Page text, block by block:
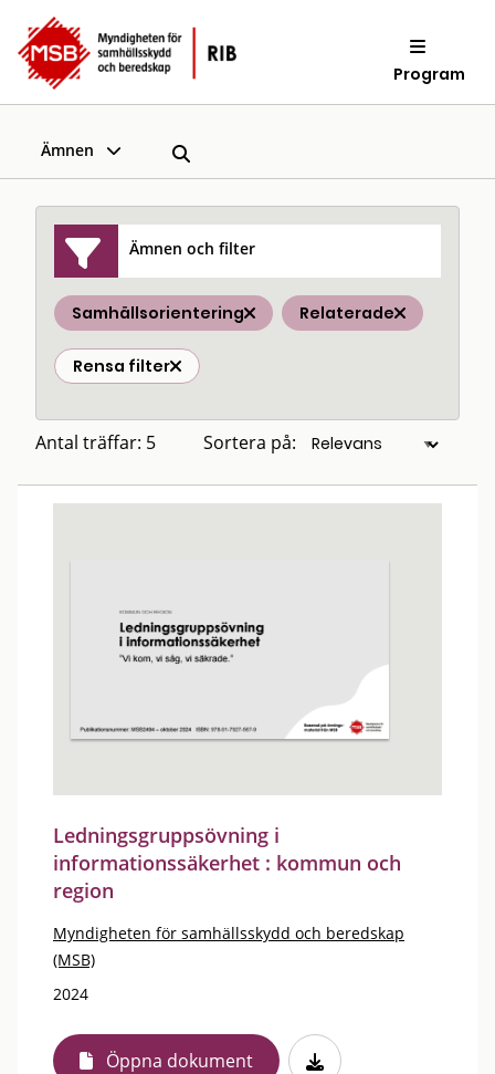
Program
Ämnen
Ämnen och filter
Samhällsorientering Relaterade
Rensa filter
Antal träffar: 5 Sortera på:
Ledningsgruppsövning i
informationssäkerhet : kommun och
region
Myndigheten för samhällsskydd och beredskap
(MSB)
2024
Öppna dokument